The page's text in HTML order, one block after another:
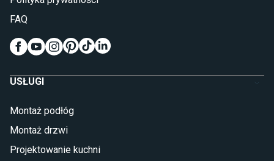
Pokój dziecięcy
Meble do pokoju dziecięcego
Komody dla dzieci
Łóżka dla dziecka (młodzieżowe)
Taras i balkon
Sztuczna trawa miękka
FAQ
USŁUGI
Montaż podłóg
Montaż drzwi
Projektowanie kuchni